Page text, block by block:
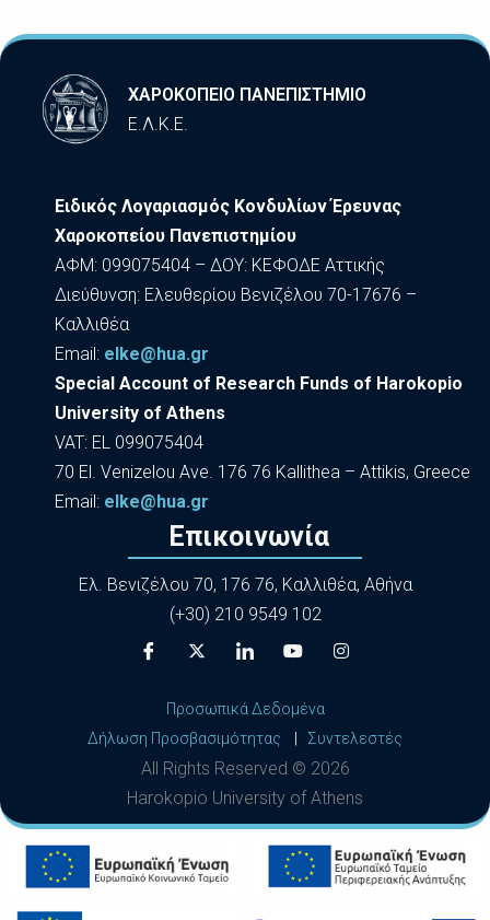
ΧΑΡΟΚΟΠΕΙΟ ΠΑΝΕΠΙΣΤΗΜΙΟ
Ε.Λ.Κ.Ε.
Ειδικός Λογαριασμός Κονδυλίων Έρευνας
Χαροκοπείου Πανεπιστημίου
ΑΦΜ: 099075404 – ΔΟΥ: ΚΕΦΟΔΕ Αττικής
Διεύθυνση: Ελευθερίου Βενιζέλου 70-17676 –
Καλλιθέα
Εmail: elke@hua.gr
Special Account of Research Funds of Harokopio
University of Athens
VAT: EL 099075404
70 El. Venizelou Ave. 176 76 Kallithea – Attikis, Greece
Εmail: elke@hua.gr
Επικοινωνία
Ελ. Βενιζέλου 70, 176 76, Καλλιθέα, Αθήνα
(+30) 210 9549 102
Προσωπικά Δεδομένα
Δήλωση Προσβασιμότητας
Συντελεστές
All Rights Reserved © 2026
Harokopio University of Athens